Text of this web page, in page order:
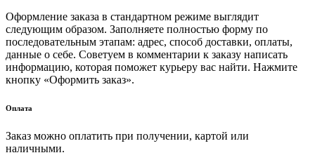
Оформление заказа в стандартном режиме выглядит
следующим образом. Заполняете полностью форму по
последовательным этапам: адрес, способ доставки, оплаты,
данные о себе. Советуем в комментарии к заказу написать
информацию, которая поможет курьеру вас найти. Нажмите
кнопку «Оформить заказ».
Оплата
Заказ можно оплатить при получении, картой или
наличными.